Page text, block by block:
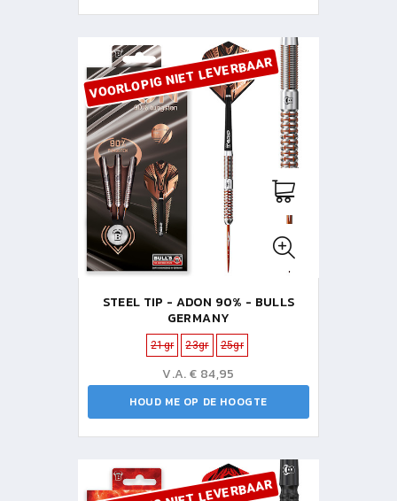
VOORLOPIG NIET LEVERBAAR
STEEL TIP - ADON 90% - BULLS
GERMANY
21gr 23gr 25gr
V.A. € 84,95
HOUD ME OP DE HOOGTE